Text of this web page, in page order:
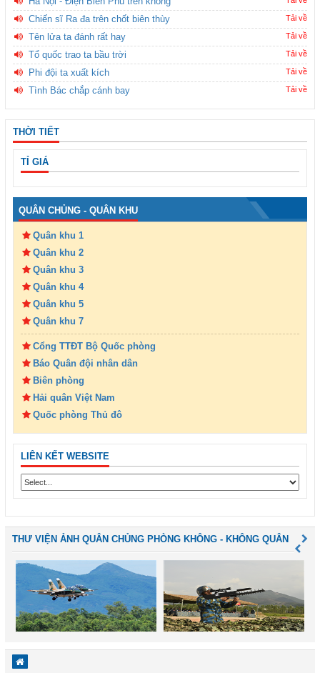
Chiến sĩ Ra đa trên chốt biên thùy Tải về
Tên lửa ta đánh rất hay Tải về
Tổ quốc trao ta bầu trời Tải về
Phi đội ta xuất kích Tải về
Tình Bác chắp cánh bay Tải về
THỜI TIẾT
TỈ GIÁ
QUÂN CHỦNG - QUÂN KHU
Quân khu 1
Quân khu 2
Quân khu 3
Quân khu 4
Quân khu 5
Quân khu 7
Cổng TTĐT Bộ Quốc phòng
Báo Quân đội nhân dân
Biên phòng
Hải quân Việt Nam
Quốc phòng Thủ đô
LIÊN KẾT WEBSITE
THƯ VIỆN ẢNH QUÂN CHỦNG PHÒNG KHÔNG - KHÔNG QUÂN